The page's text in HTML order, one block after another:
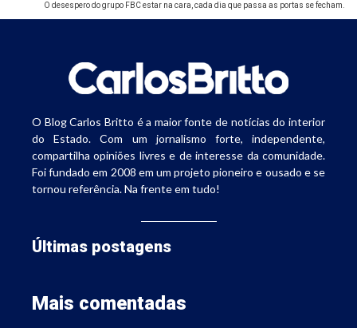
O desespero do grupo FBC estar na cara, cada dia que passa as portas se fecham.
O Blog Carlos Britto é a maior fonte de notícias do interior
do Estado. Com um jornalismo forte, independente,
compartilha opiniões livres e de interesse da comunidade.
Foi fundado em 2008 em um projeto pioneiro e ousado e se
tornou referência. Na frente em tudo!
Últimas postagens
Mais comentadas